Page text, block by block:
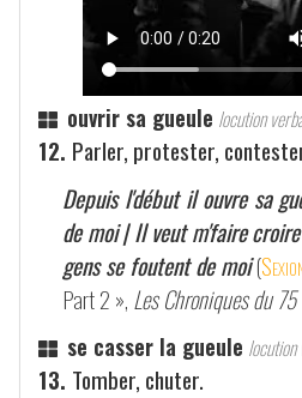
ouvrir sa gueule locution
12. Parler, protester,
Depuis l'début il ouvre sa
de moi | Il veut m'faire
gens se foutent de moi (
Part 2 », Les Chroniques du
se casser la gueule
13. Tomber, chuter.